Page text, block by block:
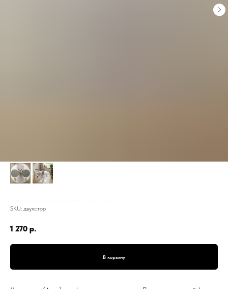
SKU: двухстор
1 270 р.
В корзину